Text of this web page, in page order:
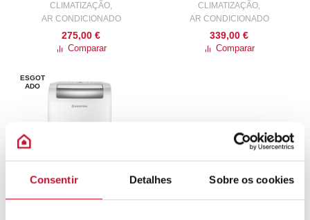
Consentir Detalhes Sobre os cookies
CLIMATIZAÇÃO,
AR CONDICIONADO
275,00 €
Comparar
CLIMATIZAÇÃO,
AR CONDICIONADO
339,00 €
Comparar
ESGOT
ADO